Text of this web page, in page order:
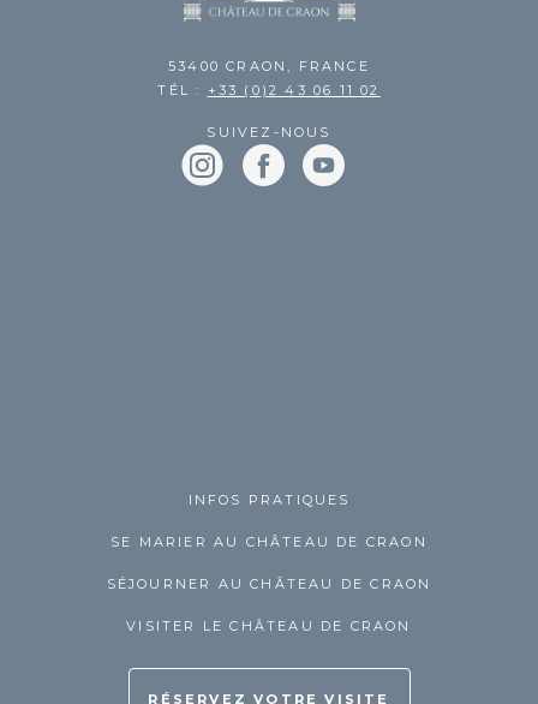
53400 CRAON, FRANCE
TÉL :
+33 (0)2 43 06 11 02
SUIVEZ-NOUS
INFOS PRATIQUES
SE MARIER AU CHÂTEAU DE CRAON
SÉJOURNER AU CHÂTEAU DE CRAON
VISITER LE CHÂTEAU DE CRAON
RÉSERVEZ VOTRE VISITE